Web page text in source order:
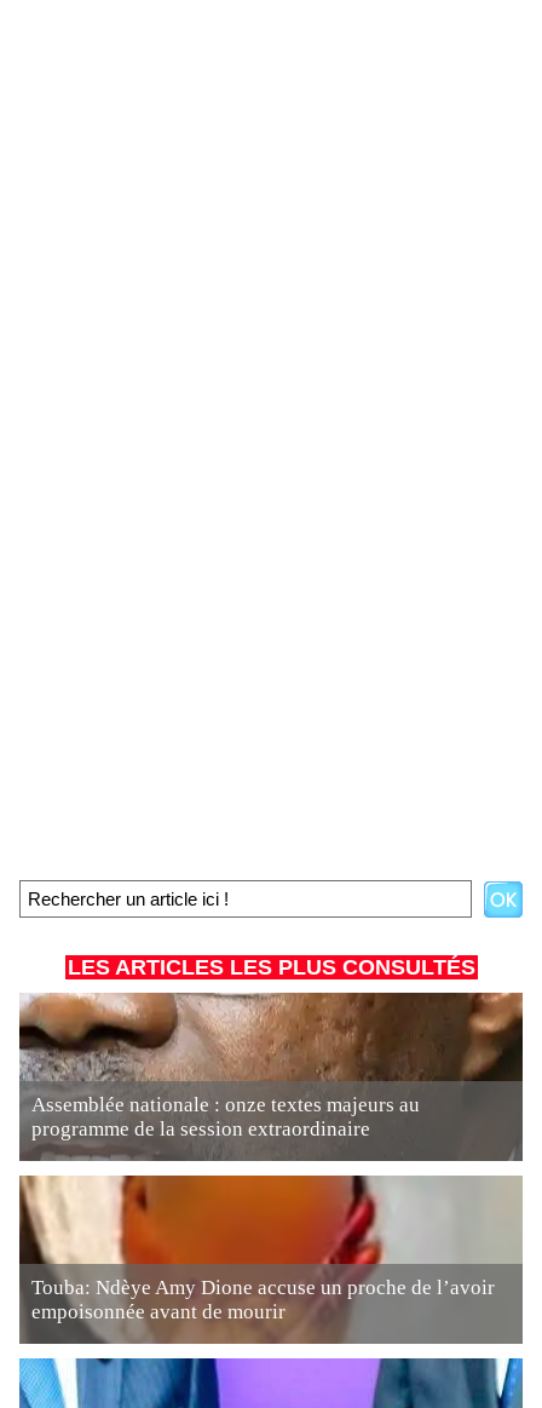
LES ARTICLES LES PLUS CONSULTÉS
Assemblée nationale : onze textes majeurs au
programme de la session extraordinaire
Touba: Ndèye Amy Dione accuse un proche de l’avoir
empoisonnée avant de mourir